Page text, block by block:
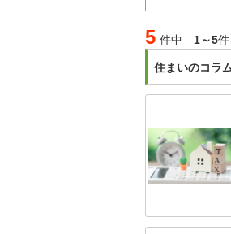
5 件中 1～5
住まいのコラ